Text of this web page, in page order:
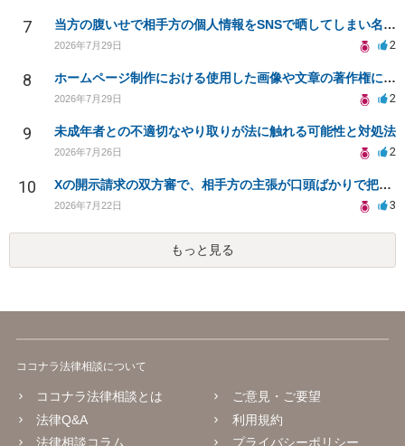
7 当方の腹いせで相手方の個人情報をSNSで晒してしまい名誉毀損させてしまったかもしれない
2026年7月29日 2
8 ホームページ制作における使用した画像や文章の著作権について
2026年7月29日 2
9 未成年者との不適切なやり取りが法に触れる可能性と対処法
2026年7月26日 2
10 Xの開示請求の双方審で、相手方の主張が口頭ばかりで把握しきれません
2026年7月22日 3
もっと見る
ココナラ法律相談について
ココナラ法律相談とは
法律Q&A
法律相談コラム
ご意見・ご要望
利用規約
プライバシーポリシー